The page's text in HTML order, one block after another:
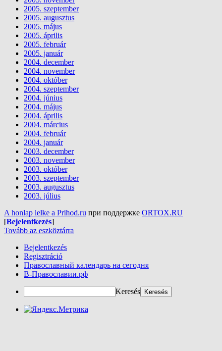
2005. szeptember
2005. augusztus
2005. május
2005. április
2005. február
2005. január
2004. december
2004. november
2004. október
2004. szeptember
2004. június
2004. május
2004. április
2004. március
2004. február
2004. január
2003. december
2003. november
2003. október
2003. szeptember
2003. augusztus
2003. július
A honlap lelke a Prihod.ru при поддержке ORTOX.RU
[Bejelentkezés]
Tovább az eszköztárra
Bejelentkezés
Regisztráció
Православный календарь на сегодня
В-Православии.рф
Keresés